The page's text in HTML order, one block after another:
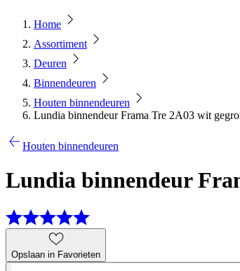
Home
Assortiment
Deuren
Binnendeuren
Houten binnendeuren
Lundia binnendeur Frama Tre 2A03 wit
Houten binnendeuren
Lundia binnendeur
Opslaan in Favorieten